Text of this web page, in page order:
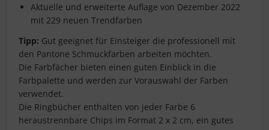
Aktuelle und erweiterte Auflage von Dezember 2022
mit 229 neuen Trendfarben
Tipp: Gut geeignet für Einsteiger die professionell mit
den Pantone Schmuckfarben arbeiten möchten.
Die Farbfächer bieten einen guten Einblick in die
Farbpalette und werden zur Vorauswahl der Farben
verwendet.
Die Ringbücher enthalten von jeder Farbe 6
heraustrennbare Chips im Format 2 x 2 cm, ein gutes